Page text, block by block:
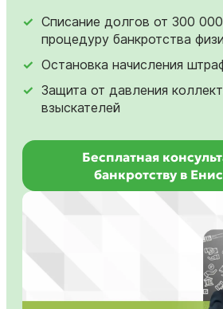
Списание долгов от 300
процедуру банкротства
Остановка начисления
Защита от давления
взыскателей
Бесплатная
банкротству в